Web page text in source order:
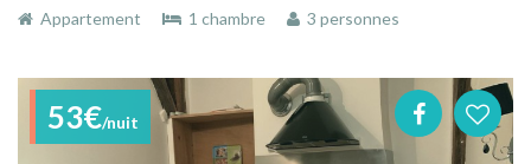
Appartement
1 chambre 3 personnes
53€/nuit